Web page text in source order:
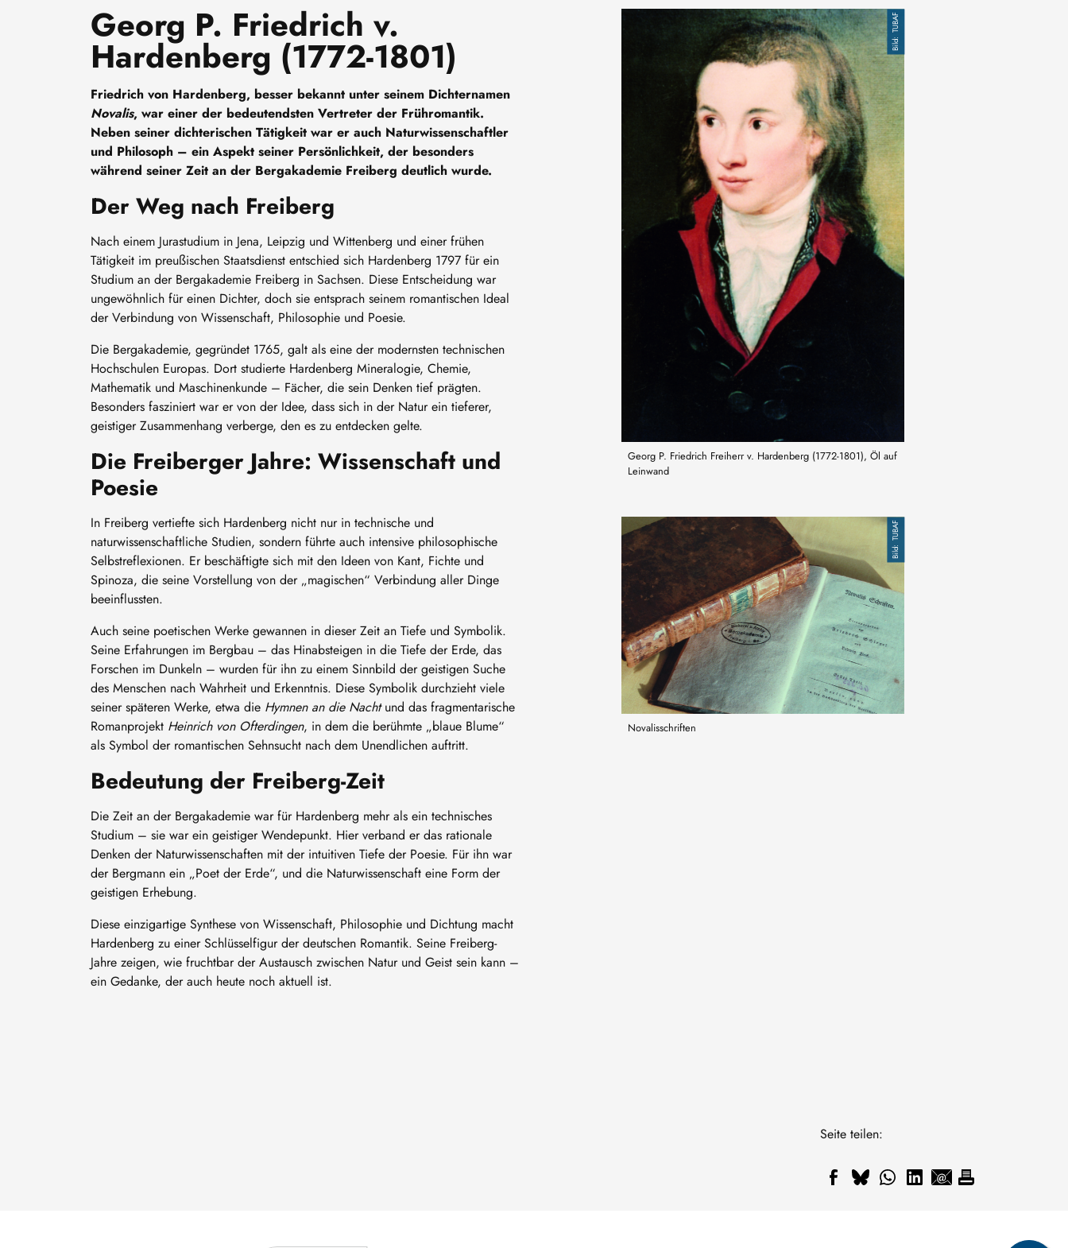
Georg P. Friedrich v.
Hardenberg (1772-1801)
Friedrich von Hardenberg, besser bekannt unter seinem Dichternamen
Novalis, war einer der bedeutendsten Vertreter der Frühromantik.
Neben seiner dichterischen Tätigkeit war er auch Naturwissenschaftler
und Philosoph – ein Aspekt seiner Persönlichkeit, der besonders
während seiner Zeit an der Bergakademie Freiberg deutlich wurde.
Der Weg nach Freiberg
Nach einem Jurastudium in Jena, Leipzig und Wittenberg und einer frühen
Tätigkeit im preußischen Staatsdienst entschied sich Hardenberg 1797 für ein
Studium an der Bergakademie Freiberg in Sachsen. Diese Entscheidung war
ungewöhnlich für einen Dichter, doch sie entsprach seinem romantischen Ideal
der Verbindung von Wissenschaft, Philosophie und Poesie.
Die Bergakademie, gegründet 1765, galt als eine der modernsten technischen
Hochschulen Europas. Dort studierte Hardenberg Mineralogie, Chemie,
Mathematik und Maschinenkunde – Fächer, die sein Denken tief prägten.
Besonders fasziniert war er von der Idee, dass sich in der Natur ein tieferer,
geistiger Zusammenhang verberge, den es zu entdecken gelte.
Die Freiberger Jahre: Wissenschaft und
Poesie
In Freiberg vertiefte sich Hardenberg nicht nur in technische und
naturwissenschaftliche Studien, sondern führte auch intensive philosophische
Selbstreflexionen. Er beschäftigte sich mit den Ideen von Kant, Fichte und
Spinoza, die seine Vorstellung von der „magischen“ Verbindung aller Dinge
beeinflussten.
Auch seine poetischen Werke gewannen in dieser Zeit an Tiefe und Symbolik.
Seine Erfahrungen im Bergbau – das Hinabsteigen in die Tiefe der Erde, das
Forschen im Dunkeln – wurden für ihn zu einem Sinnbild der geistigen Suche
des Menschen nach Wahrheit und Erkenntnis. Diese Symbolik durchzieht viele
seiner späteren Werke, etwa die Hymnen an die Nachtund das fragmentarische
Romanprojekt Heinrich von Ofterdingen, in dem die berühmte „blaue Blume“
als Symbol der romantischen Sehnsucht nach dem Unendlichen auftritt.
Bedeutung der Freiberg-Zeit
Die Zeit an der Bergakademie war für Hardenberg mehr als ein technisches
Studium – sie war ein geistiger Wendepunkt. Hier verband er das rationale
Denken der Naturwissenschaften mit der intuitiven Tiefe der Poesie. Für ihn war
der Bergmann ein „Poet der Erde“, und die Naturwissenschaft eine Form der
geistigen Erhebung.
Diese einzigartige Synthese von Wissenschaft, Philosophie und Dichtung macht
Hardenberg zu einer Schlüsselfigur der deutschen Romantik. Seine Freiberg-
Jahre zeigen, wie fruchtbar der Austausch zwischen Natur und Geist sein kann –
ein Gedanke, der auch heute noch aktuell ist.
Bild TUBAF
Georg P. Friedrich Freiherr v. Hardenberg (1772-1801), Öl auf
Leinwand
Bild TUBAF
Novalisschriften
Seite teilen: